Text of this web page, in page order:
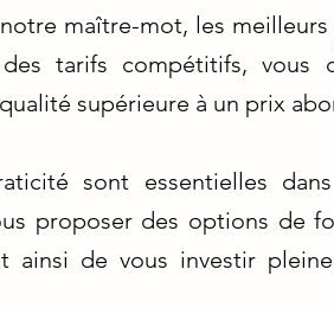
maître-mot, les
tarifs compétitifs, vous
supérieure à un prix
sont essentielles
proposer des options de
ainsi de vous investir